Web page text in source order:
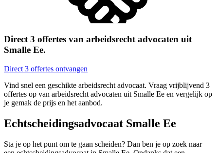
Direct 3 offertes van arbeidsrecht advocaten uit
Smalle Ee.
Direct 3 offertes ontvangen
Vind snel een geschikte arbeidsrecht advocaat. Vraag vrijblijvend 3
offertes op van arbeidsrecht advocaten uit Smalle Ee en vergelijk op
je gemak de prijs en het aanbod.
Echtscheidingsadvocaat Smalle Ee
Sta je op het punt om te gaan scheiden? Dan ben je op zoek naar